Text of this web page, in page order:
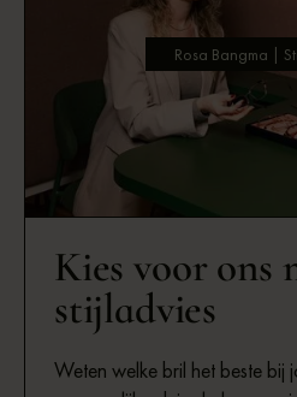
Kies voor ons
stijladvies
Weten welke bril het beste bij
Rosa Bangma |